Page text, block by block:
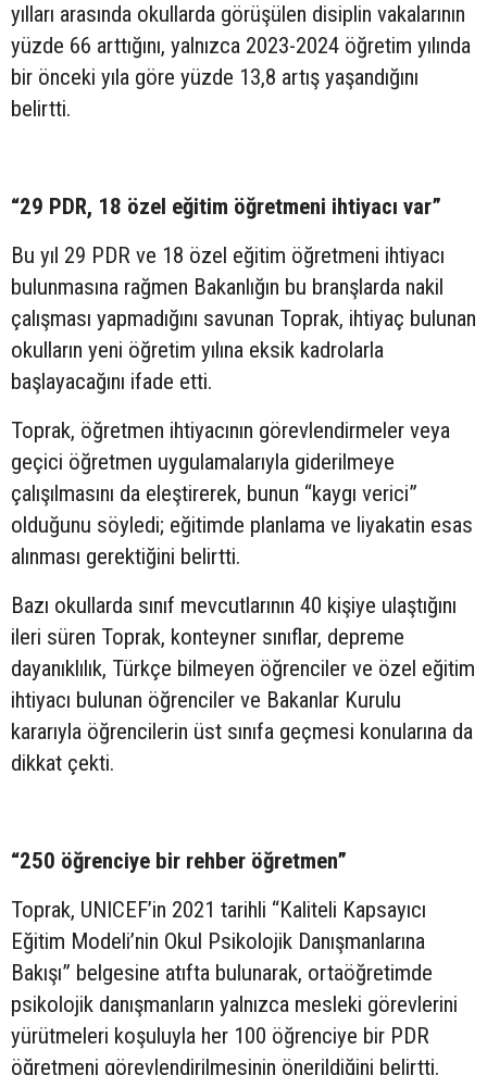
yılları arasında okullarda görüşülen disiplin vakalarının
yüzde 66 arttığını, yalnızca 2023-2024 öğretim yılında
bir önceki yıla göre yüzde 13,8 artış yaşandığını
belirtti.
“29 PDR, 18 özel eğitim öğretmeni ihtiyacı var”
Bu yıl 29 PDR ve 18 özel eğitim öğretmeni ihtiyacı
bulunmasına rağmen Bakanlığın bu branşlarda nakil
çalışması yapmadığını savunan Toprak, ihtiyaç bulunan
okulların yeni öğretim yılına eksik kadrolarla
başlayacağını ifade etti.
Toprak, öğretmen ihtiyacının görevlendirmeler veya
geçici öğretmen uygulamalarıyla giderilmeye
çalışılmasını da eleştirerek, bunun “kaygı verici”
olduğunu söyledi; eğitimde planlama ve liyakatin esas
alınması gerektiğini belirtti.
Bazı okullarda sınıf mevcutlarının 40 kişiye ulaştığını
ileri süren Toprak, konteyner sınıflar, depreme
dayanıklılık, Türkçe bilmeyen öğrenciler ve özel eğitim
ihtiyacı bulunan öğrenciler ve Bakanlar Kurulu
kararıyla öğrencilerin üst sınıfa geçmesi konularına da
dikkat çekti.
“250 öğrenciye bir rehber öğretmen”
Toprak, UNICEF’in 2021 tarihli “Kaliteli Kapsayıcı
Eğitim Modeli’nin Okul Psikolojik Danışmanlarına
Bakışı” belgesine atıfta bulunarak, ortaöğretimde
psikolojik danışmanların yalnızca mesleki görevlerini
yürütmeleri koşuluyla her 100 öğrenciye bir PDR
öğretmeni görevlendirilmesinin önerildiğini belirtti.